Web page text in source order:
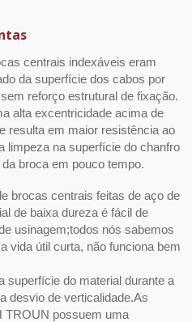
centrais indexáveis eram
da superfície dos cabos por
reforço estrutural de fixação.
alta excentricidade acima de
resulta em maior resistência ao
limpeza na superfície do chanfro
broca em pouco tempo.
brocas centrais feitas de aço de
de baixa dureza é fácil de
usinagem;todos nós sabemos
vida útil curta, não funciona bem
superfície do material durante a
desvio de verticalidade.As
TROUN possuem uma